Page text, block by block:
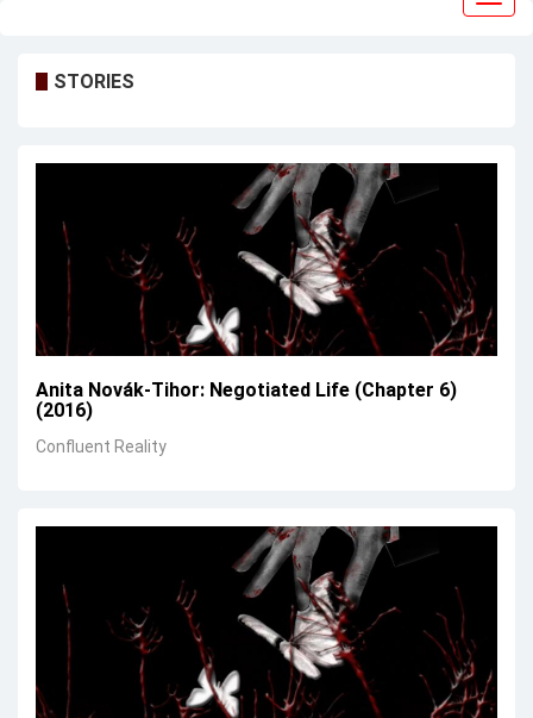
STORIES
Anita Novák-Tihor: Negotiated Life (Chapter 6)
(2016)
Confluent Reality